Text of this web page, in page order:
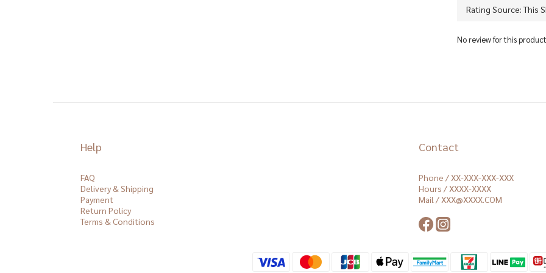
No review for this product
Help
FAQ
Delivery & Shipping
Payment
Return Policy
Terms & Conditions
Contact
Phone / XX-XXX-XXX-XXX
Hours / XXXX-XXXX
Mail / XXX@XXXX.COM